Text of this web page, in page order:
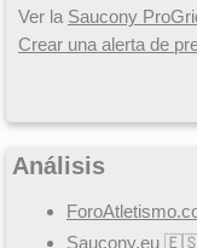
Ver la Saucony
Crear una alerta de
Análisis
Saucony.eu